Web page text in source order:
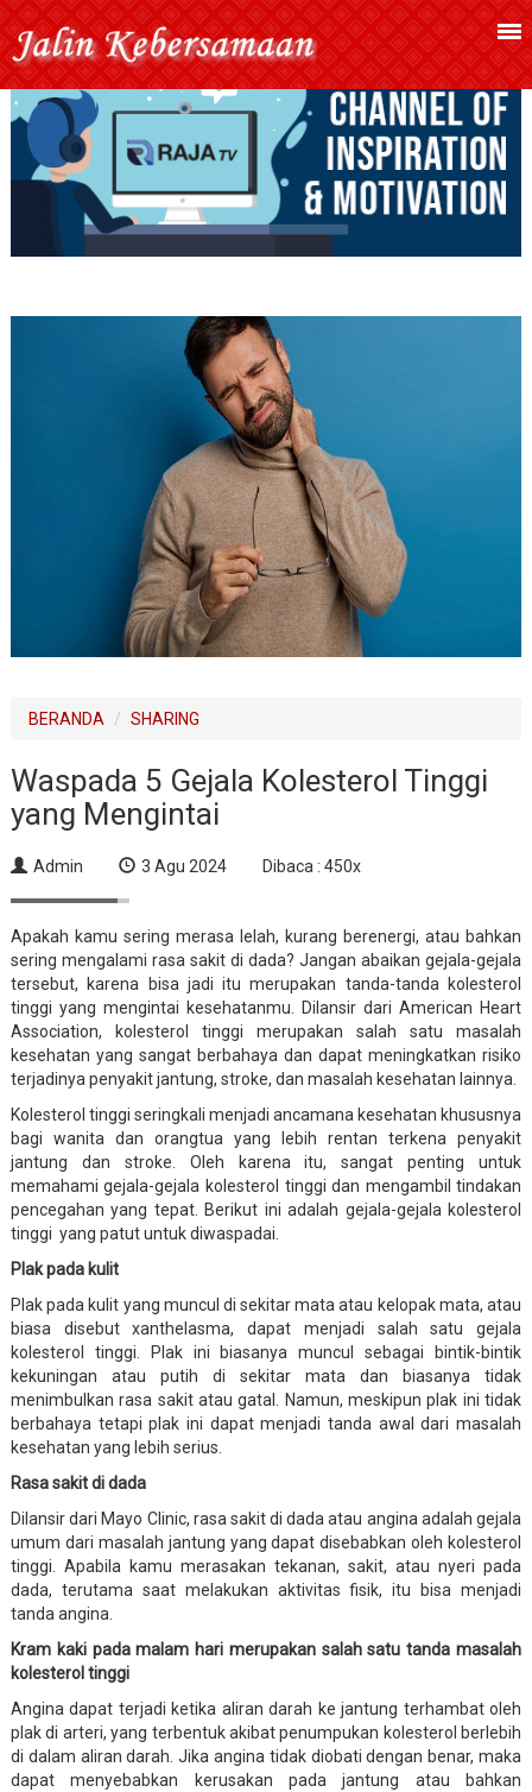
BERANDA SHARING
Waspada 5 Gejala Kolesterol Tinggi
yang Mengintai
Admin 3 Agu 2024 Dibaca : 450x
Apakah kamu sering merasa lelah, kurang berenergi, atau bahkan
sering mengalami rasa sakit di dada? Jangan abaikan gejala-gejala
tersebut, karena bisa jadi itu merupakan tanda-tanda kolesterol
tinggi yang mengintai kesehatanmu. Dilansir dari American Heart
Association, kolesterol tinggi merupakan salah satu masalah
kesehatan yang sangat berbahaya dan dapat meningkatkan risiko
terjadinya penyakit jantung, stroke, dan masalah kesehatan lainnya.
Kolesterol tinggi seringkali menjadi ancamana kesehatan khususnya
bagi wanita dan orangtua yang lebih rentan terkena penyakit
jantung dan stroke. Oleh karena itu, sangat penting untuk
memahami gejala-gejala kolesterol tinggi dan mengambil tindakan
pencegahan yang tepat. Berikut ini adalah gejala-gejala kolesterol
tinggi yang patut untuk diwaspadai.
Plak pada kulit
Plak pada kulit yang muncul di sekitar mata atau kelopak mata, atau
biasa disebut xanthelasma, dapat menjadi salah satu gejala
kolesterol tinggi. Plak ini biasanya muncul sebagai bintik-bintik
kekuningan atau putih di sekitar mata dan biasanya tidak
menimbulkan rasa sakit atau gatal. Namun, meskipun plak ini tidak
berbahaya tetapi plak ini dapat menjadi tanda awal dari masalah
kesehatan yang lebih serius.
Rasa sakit di dada
Dilansir dari Mayo Clinic, rasa sakit di dada atau angina adalah gejala
umum dari masalah jantung yang dapat disebabkan oleh kolesterol
tinggi. Apabila kamu merasakan tekanan, sakit, atau nyeri pada
dada, terutama saat melakukan aktivitas fisik, itu bisa menjadi
tanda angina.
Kram kaki pada malam hari merupakan salah satu tanda masalah
kolesterol tinggi
Angina dapat terjadi ketika aliran darah ke jantung terhambat oleh
plak di arteri, yang terbentuk akibat penumpukan kolesterol berlebih
di dalam aliran darah. Jika angina tidak diobati dengan benar, maka
dapat menyebabkan kerusakan pada jantung atau bahkan